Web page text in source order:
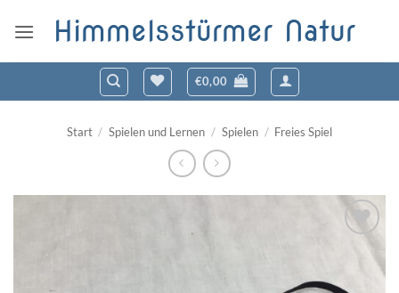
Inhalt
Himmelsstürmer Natur
€0,00
Start / Spielen und Lernen / Spielen / Freies Spiel
hinzufügen